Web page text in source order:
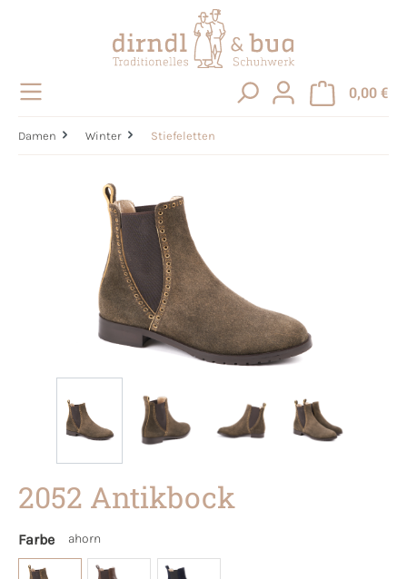
0,00 €
Damen Winter Stiefeletten
Bildergalerie überspringen
2052 Antikbock
Farbe ahorn